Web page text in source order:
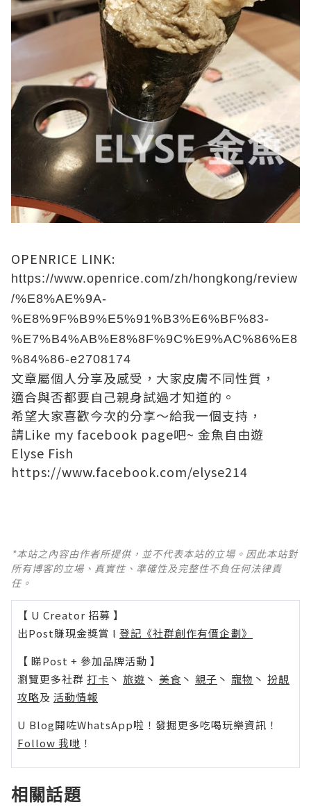
OPENRICE LINK:
https://www.openrice.com/zh/hongkong/review
/%E8%AE%9A-
%E8%9F%B9%E5%91%B3%E6%BF%83-
%E7%B4%AB%E8%8F%9C%E9%AC%86%E8
%84%86-e2708174
文章屬個人分享及感受，大家皮膚不同性質，
適合與否都要自己親身試過才知道的。
希望大家喜歡今次的分享～給我一個支持，
請Like my facebook page吧~ 金魚自由遊
Elyse Fish
https://www.facebook.com/elyse214
*本站之內容由作者所提供，並不代表本站的立場。因此本站對
所有博客的立場、真實性、準確性及完整性不負任何法律責
任。
【 U Creator 招募 】
出Post賺現金獎賞 l 登記《社群創作有價企劃》
【 睇Post + 參加品牌活動 】
瀏覽更多社群 打卡 丶 旅遊 丶 美食 丶 親子 丶 寵物 丶 扮靚
攻略及 活動情報
U Blog開咗WhatsApp啦！發掘更多吃喝玩樂資訊！
Follow 我哋 ！
相關話題